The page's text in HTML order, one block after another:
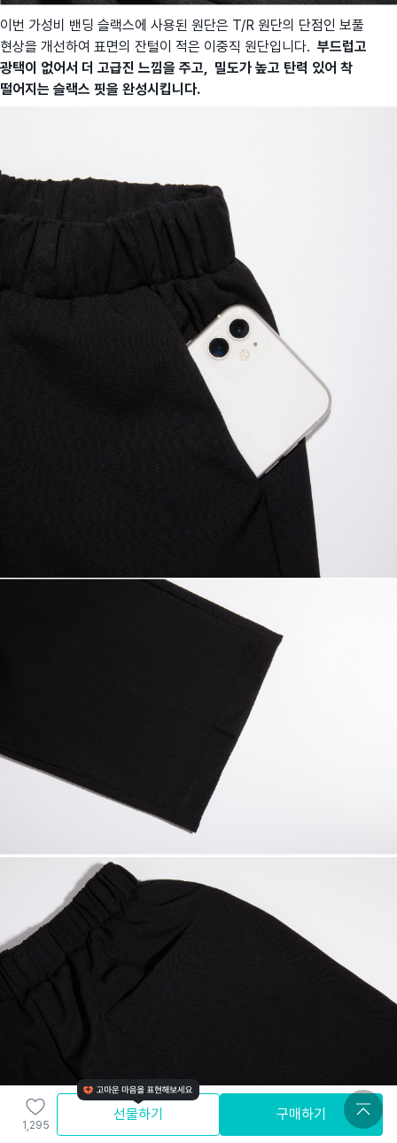
이번 가성비 밴딩 슬랙스에 사용된 원단은 T/R 원단의 단점인 보풀
현상을 개선하여 표면의 잔털이 적은 이중직 원단입니다. 부드럽고
광택이 없어서 더 고급진 느낌을 주고, 밀도가 높고 탄력 있어 착
떨어지는 슬랙스 핏을 완성시킵니다.
1,295
선물하기 구매하기